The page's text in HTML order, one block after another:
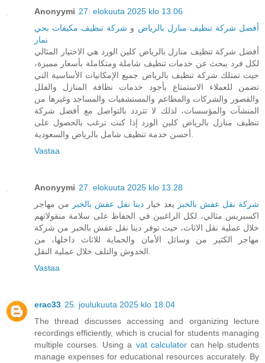
Anonyymi 27. elokuuta 2025 klo 13.06
أفضل شركة تنظيف منازل بالرياض و شركة تنظيف مكيفات بحي
نمار
أفضل شركة تنظيف منازل بالرياض كلين الورد هي الاختيار المثالي
لكل فرد يبحث عن خدمات تنظيف شاملة ومتكاملة بأسعار مميزة،
حيث تمتلك شركة تنظيف بالرياض جميع الإمكانيات الأساسية التي
تضمن للعملاء الاستمتاع بأجود خدمات نظافة المنازل والفلل
والقصور والشركات والمطاعم والمستشفيات والمساجد وغيرها من
المنشآت والمؤسسات، لذلك لا تتردد بالتواصل مع أفضل شركة
تنظيف منازل بالرياض كلين الورد إذا كنت ترغب بالحصول على
أحسن خدمة تنظيف شامل بالرياض والسعودية.
Vastaa
Anonyymi 27. elokuuta 2025 klo 13.28
شركة نقل عفش بالخبر
يعد خيار دينا نقل عفش بالخبر
من مهاجر
اكسبريس مثالي، لكل الراغبين في الحفاظ على سلامة منقولاتهم
خلال عملية نقل الاثاث، حيث توفر دينا نقل عفش بالخبر من شركة
مهاجر الكثير من وسائل الأمان والحماية للاثاث داخلها، من
الخدوش والتلف خلال عملية النقل.
Vastaa
erac33 25. joulukuuta 2025 klo 18.04
The thread discusses accessing and organizing lecture
recordings efficiently, which is crucial for students managing
multiple courses. Using a vat calculatorcan help students
manage expenses for educational resources accurately. By